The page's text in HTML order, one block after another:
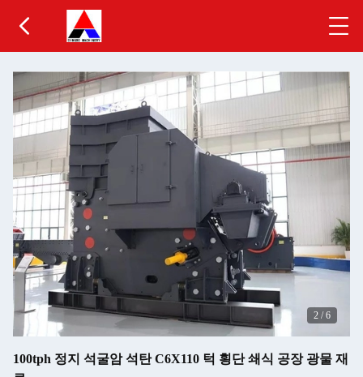
2 /6
100tph 정지 석굴암 석탄 C6X110 턱 횡단 쇄식 공장 광물 재